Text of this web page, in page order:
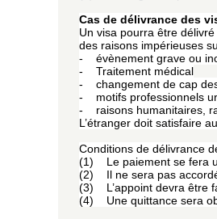
Cas de délivrance des
Un visa pourra être
des raisons impérieuses
- évènement grave ou
- Traitement médical
- changement de cap
- motifs professionnels
- raisons humanitaires,
L’étranger doit satisfaire
Conditions de délivrance
(1) Le paiement se fera
(2) Il ne sera pas
(3) L’appoint devra être
(4) Une quittance sera